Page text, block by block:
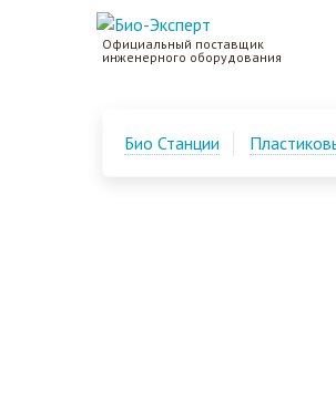
Официальный поставщик
инженерного оборудования
Био Станции